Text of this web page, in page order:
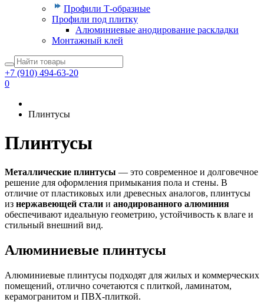
Профили Т-образные
Профили под плитку
Алюминиевые анодирование раскладки
Монтажный клей
+7 (910) 494-63-20
0
Плинтусы
Плинтусы
Металлические плинтусы — это современное и долговечное
решение для оформления примыкания пола и стены. В
отличие от пластиковых или древесных аналогов, плинтусы
из нержавеющей стали и анодированного алюминия
обеспечивают идеальную геометрию, устойчивость к влаге и
стильный внешний вид.
Алюминиевые плинтусы
Алюминиевые плинтусы подходят для жилых и коммерческих
помещений, отлично сочетаются с плиткой, ламинатом,
керамогранитом и ПВХ-плиткой.